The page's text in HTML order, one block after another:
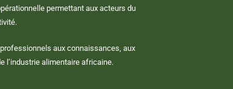
permettant aux acteurs du
aux connaissances, aux
l’industrie alimentaire africaine.